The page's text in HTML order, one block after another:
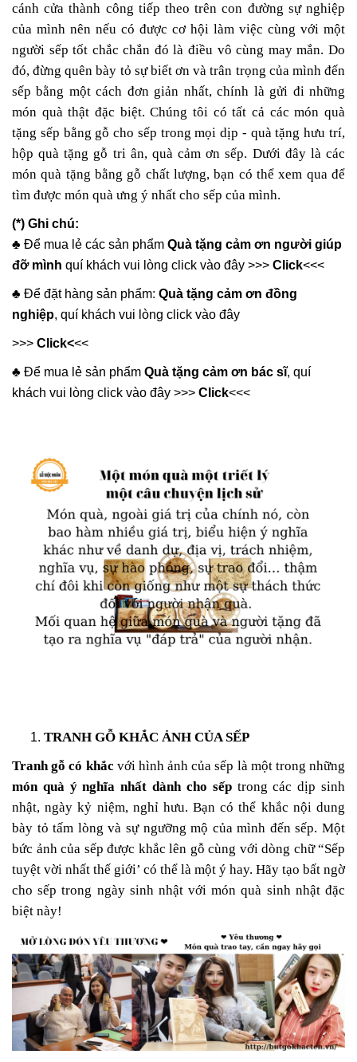
cánh cửa thành công tiếp theo trên con đường sự nghiệp
của mình nên nếu có được cơ hội làm việc cùng với một
người sếp tốt chắc chắn đó là điều vô cùng may mắn. Do
đó, đừng quên bày tỏ sự biết ơn và trân trọng của mình đến
sếp bằng một cách đơn giản nhất, chính là gửi đi những
món quà thật đặc biệt. Chúng tôi có tất cả các món quà
tặng sếp bằng gỗ cho sếp trong mọi dịp - quà tặng hưu trí,
hộp quà tặng gỗ tri ân, quà cảm ơn sếp. Dưới đây là các
món quà tặng bằng gỗ chất lượng, bạn có thể xem qua để
tìm được món quà ưng ý nhất cho sếp của mình.
(*) Ghi chú:
♣️ Để mua lẻ các sản phẩm Quà tặng cảm ơn người giúp
đỡ mình quí khách vui lòng click vào đây >>> Click<<<
♣️ Để đặt hàng sản phẩm: Quà tặng cảm ơn đồng
nghiệp, quí khách vui lòng click vào đây
>>> Click<<<
♣️ Để mua lẻ sản phẩm Quà tặng cảm ơn bác sĩ, quí
khách vui lòng click vào đây >>> Click<<<
TRANH GỖ KHẮC ẢNH CỦA SẾP
Tranh gỗ có khắc với hình ảnh của sếp là một trong những
món quà ý nghĩa nhất dành cho sếp trong các dịp sinh
nhật, ngày kỷ niệm, nghỉ hưu. Bạn có thể khắc nội dung
bày tỏ tấm lòng và sự ngưỡng mộ của mình đến sếp. Một
bức ảnh của sếp được khắc lên gỗ cùng với dòng chữ “Sếp
tuyệt vời nhất thế giới’ có thể là một ý hay. Hãy tạo bất ngờ
cho sếp trong ngày sinh nhật với món quà sinh nhật đặc
biệt này!